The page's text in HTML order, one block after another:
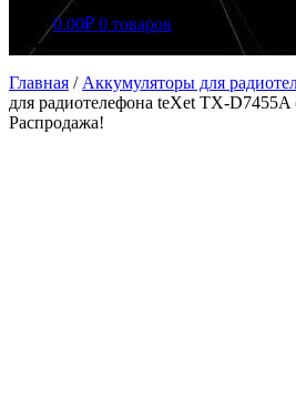
0.00₽ 0 товаров
Главная / Аккумуляторы для
для радиотелефона teXet TX-
Распродажа!